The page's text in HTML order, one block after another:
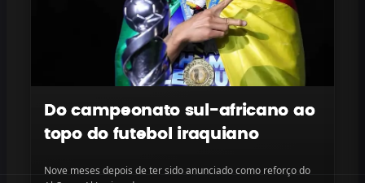
Do campeonato sul-africano ao
topo do futebol iraquiano
Nove meses depois de ter sido anunciado como reforço do